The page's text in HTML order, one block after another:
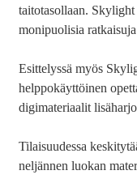
taitotasollaan.
monipuolisia
Esittelyssä myös
helppokäyttöinen
digimateriaalit
Tilaisuudessa
neljännen luokan